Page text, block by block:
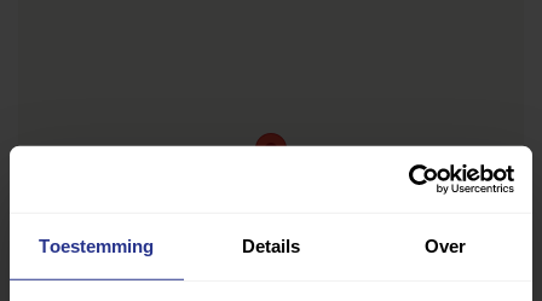
Toestemming Details Over